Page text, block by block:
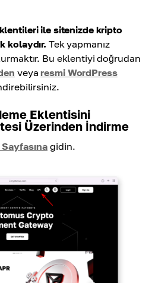
ile sitenizde kripto
kolaydır. Tek yapmanız
Bu eklentiyi doğrudan
veyaresmi WordPress
Eklentisini
Üzerinden İndirme
gidin.